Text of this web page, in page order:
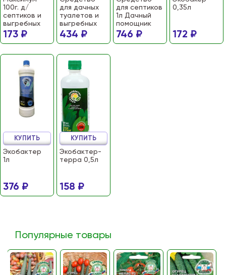
100г. д/
септиков и
выгребных
ям
173 ₽
для дачных
туалетов и
выгребных
ям 500мл
434 ₽
для септиков
1л Дачный
помощник
746 ₽
0,35л
172 ₽
Экобактер
1л
376 ₽
КУПИТЬ
Экобактер-
терра 0,5л
158 ₽
КУПИТЬ
Популярные товары